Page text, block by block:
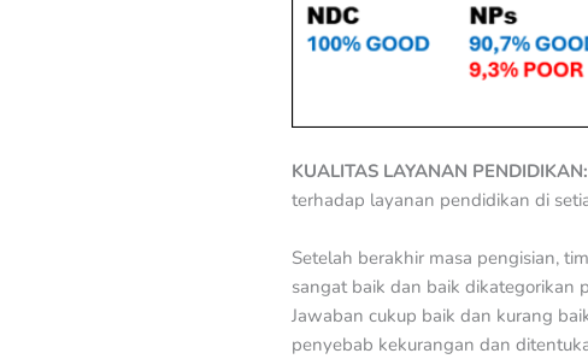
KUALITAS LAYANAN PENDIDIKAN:
terhadap layanan pendidikan di
Setelah berakhir masa pengisian,
sangat baik dan baik dikategorikan
Jawaban cukup baik dan kurang
penyebab kekurangan dan